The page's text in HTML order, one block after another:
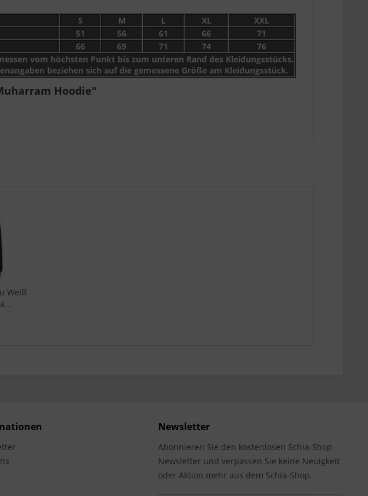
S M L XL
XXL
51 56 61 66
71
66 69 71 74
76
vom höchsten Punkt bis zum unteren Rand des Kleidungsstücks.
beziehen sich auf die gemessene Größe am Kleidungsstück.
Hoodie"
Weiß
Newsletter
Abonnieren Sie den kostenlosen Schia-Shop
Newsletter und verpassen Sie keine Neuigkeit
oder Aktion mehr aus dem Schia-Shop.